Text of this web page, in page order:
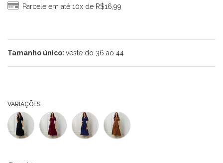
Parcele em até 10x de R$16,99
Tamanho único: veste do 36 ao 44
VARIAÇÕES